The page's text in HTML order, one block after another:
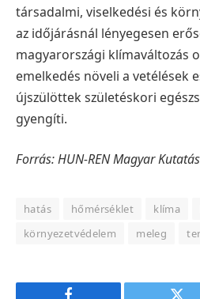
társadalmi, viselkedési és
az időjárásnál lényegesen
magyarországi klímaváltozás
emelkedés növeli a vetélések
újszülöttek születéskori
gyengíti.
Forrás: HUN-REN Magyar
hatás hőmérséklet klíma
környezetvédelem
meleg